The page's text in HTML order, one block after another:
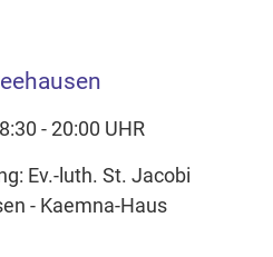
- 20:00 UHR
Ev.-luth. St. Jacobi
- Kaemna-Haus